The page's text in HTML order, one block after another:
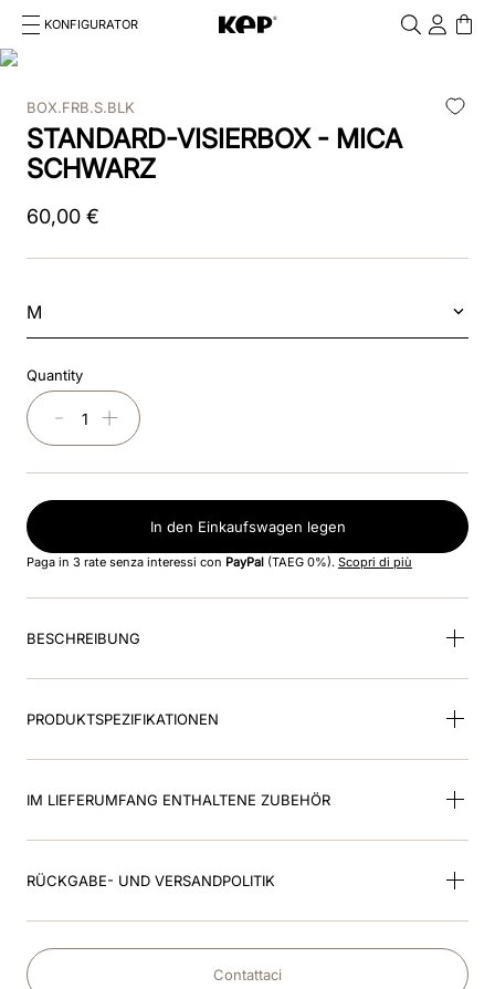
KONFIGURATOR
Cosa stai cercando?
1.kep cromo 2 0
2 kep
3.helmet
6. accessori
7.front
8.visor
BOX.FRB.S.BLK
STANDARD-VISIERBOX - MICA
SCHWARZ
60,00 €
M
Quantity
＋
－
In den Einkaufswagen legen
Paga in 3 rate senza interessi con PayPal (TAEG 0%). Scopri di più
BESCHREIBUNG
PRODUKTSPEZIFIKATIONEN
IM LIEFERUMFANG ENTHALTENE ZUBEHÖR
RÜCKGABE- UND VERSANDPOLITIK
Contattaci